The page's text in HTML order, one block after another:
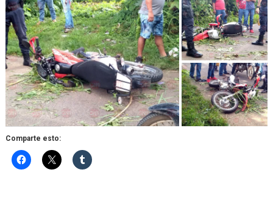
Comparte esto: